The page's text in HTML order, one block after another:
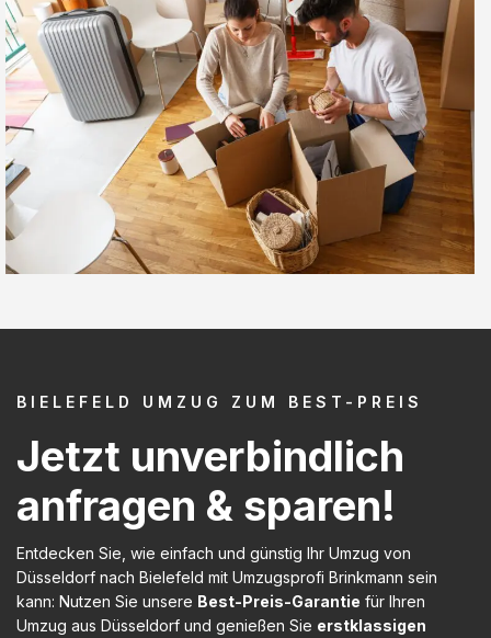
BIELEFELD UMZUG ZUM BEST-PREIS
Jetzt unverbindlich
anfragen & sparen!
Entdecken Sie, wie einfach und günstig Ihr Umzug von
Düsseldorf nach Bielefeld mit Umzugsprofi Brinkmann sein
kann: Nutzen Sie unsere Best-Preis-Garantie für Ihren
Umzug aus Düsseldorf und genießen Sie erstklassigen